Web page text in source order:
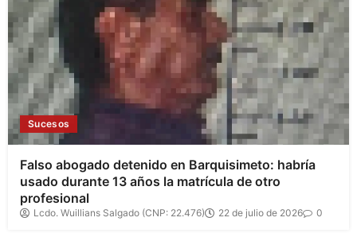
Sucesos
Falso abogado detenido en Barquisimeto: habría
usado durante 13 años la matrícula de otro
profesional
Lcdo. Wuillians Salgado (CNP: 22.476) 22 de julio de 2026 0